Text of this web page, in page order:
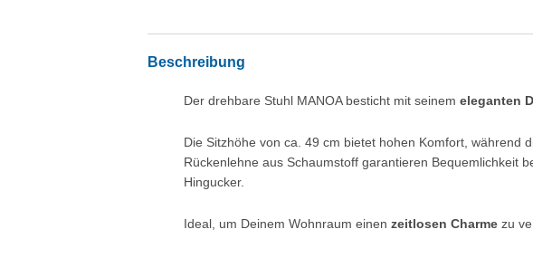
Beschreibung
Der drehbare Stuhl MANOA besticht mit seinemeleganten
Die Sitzhöhe von ca. 49 cm bietet hohen Komfort, während
Rückenlehne aus Schaumstoff garantieren Bequemlichkeit
Hingucker.
Ideal, um Deinem Wohnraum einenzeitlosen Charme zu